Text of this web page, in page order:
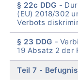
§ 22c DDG
(EU) 2018/302
Verbots
§ 23 DDG
19 Absatz 2 der
Teil 7